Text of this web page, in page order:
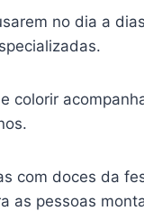
no dia a
colorir
com doces da
as pessoas